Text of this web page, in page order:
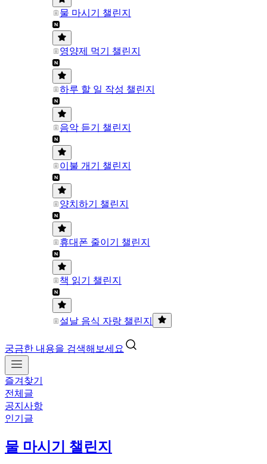
물 마시기 챌린지
영양제 먹기 챌린지
하루 할 일 작성 챌린지
음악 듣기 챌린지
이불 개기 챌린지
양치하기 챌린지
휴대폰 줄이기 챌린지
책 읽기 챌린지
설날 음식 자랑 챌린지
궁금한 내용을 검색해보세요
즐겨찾기
전체글
공지사항
인기글
물 마시기 챌린지